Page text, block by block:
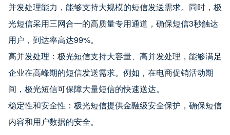
并发处理能力，能够支持大规模的短信发送需求。同时，极
光短信采用三网合一的高质量专用通道，确保短信3秒触达
用户，到达率高达99%。
高并发处理：极光短信支持大容量、高并发处理，能够满足
企业在高峰期的短信发送需求。例如，在电商促销活动期
间，极光短信可保障大量短信的快速送达。
稳定性和安全性：极光短信提供金融级安全保护，确保短信
内容和用户数据的安全。